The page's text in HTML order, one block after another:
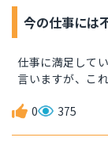
今の仕事には
仕事に満足して
言いますが、こ
0 375